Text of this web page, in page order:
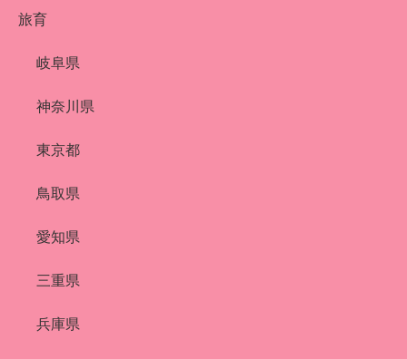
旅育
岐阜県
神奈川県
東京都
鳥取県
愛知県
三重県
兵庫県